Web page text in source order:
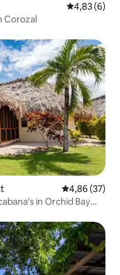
Gemiddelde
4,83 (6)
Gemiddelde
4,86 (37)
in Orchid Bay